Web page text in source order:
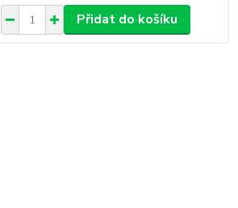
Přidat do košíku